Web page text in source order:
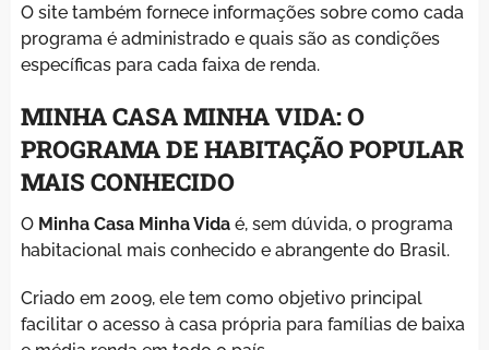
O site também fornece informações sobre como cada
programa é administrado e quais são as condições
específicas para cada faixa de renda.
MINHA CASA MINHA VIDA: O
PROGRAMA DE HABITAÇÃO POPULAR
MAIS CONHECIDO
O Minha Casa Minha Vidaé, sem dúvida, o programa
habitacional mais conhecido e abrangente do Brasil.
Criado em 2009, ele tem como objetivo principal
facilitar o acesso à casa própria para famílias de baixa